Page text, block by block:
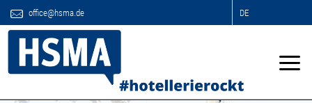
office@hsma.de DE